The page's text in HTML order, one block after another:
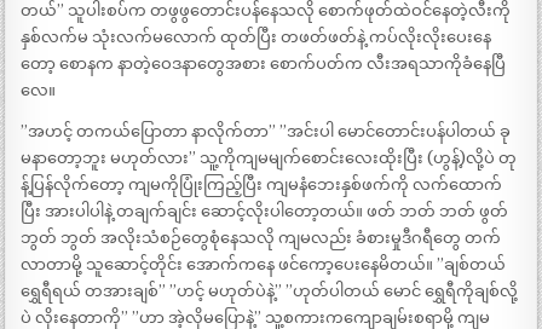
တယ်” သူပါးစပ်က တဖွဖွတောင်းပန်နေသလို စောက်ဖုတ်ထဲဝင်နေတဲ့လီးကို
နှစ်လက်မ သုံးလက်မလောက် ထုတ်ပြီး တဖတ်ဖတ်နဲ့ ကပ်လိုးလိုးပေးနေ
တော့ စောနက နာတဲ့ဝေဒနာတွေအစား စောက်ပတ်က လီးအရသာကိုခံနေပြီ
လေ။
”အဟင့် တကယ်ပြောတာ နာလိုက်တာ” ”အင်းပါ မောင်တောင်းပန်ပါတယ် ခု
မနာတော့ဘူး မဟုတ်လား” သူ့ကိုကျမမျက်စောင်းလေးထိုးပြီး (ဟွန့်)လို့ပဲ တု
န့်ပြန်လိုက်တော့ ကျမကိုပြုံးကြည့်ပြီး ကျမနံဘေးနှစ်ဖက်ကို လက်ထောက်
ပြီး အားပါပါနဲ့ တချက်ချင်း ဆောင့်လိုးပါတော့တယ်။ ဖတ် ဘတ် ဘတ် ဖွတ်
ဘွတ် ဘွတ် အလိုးသံစဉ်တွေစုံနေသလို ကျမလည်း ခံစားမှုဒီဂရီတွေ တက်
လာတာမို့ သူဆောင့်တိုင်း အောက်ကနေ ဖင်ကော့ပေးနေမိတယ်။ ”ချစ်တယ်
ရွှေရီရယ် တအားချစ်” ”ဟင့် မဟုတ်ပဲနဲ့” ”ဟုတ်ပါတယ် မောင် ရွှေရီကိုချစ်လို့
ပဲ လိုးနေတာကို” ”ဟာ အဲ့လိုမပြောနဲ့” သူ့စကားကကျောချမ်းစရာမို့ ကျမ